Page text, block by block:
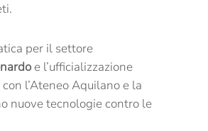
per il settore
e l’ufficializzazione
l’Ateneo Aquilano e la
nuove tecnologie contro le